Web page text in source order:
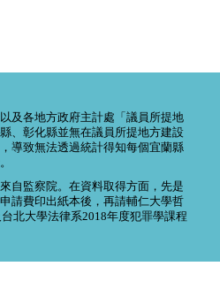
以及各地方政府主計處「議員所提地
、彰化縣並無在議員所提地方建設
導致無法透過統計得知每個宜蘭縣
自監察院。在資料取得方面，先是
請費印出紙本後，再請輔仁大學哲
北大學法律系2018年度犯罪學課程